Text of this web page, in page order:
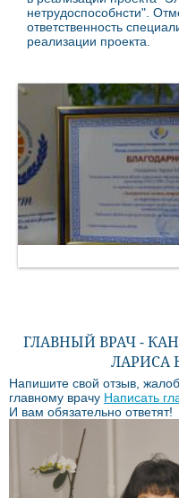
нетрудоспособнсти".
ответственность
реализации проекта.
ГЛАВНЫЙ ВРАЧ -
ЛАРИСА
Напишите свой отзыв,
главному врачу Написать
И вам обязательно ответят!